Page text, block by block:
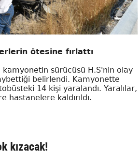
ötesine fırlattı
sürücüsü H.S'nin olay
belirlendi. Kamyonette
14 kişi yaralandı. Yaralılar,
hastanelere kaldırıldı.
kızacak!